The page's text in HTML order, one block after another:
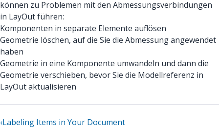
können zu Problemen mit den Abmessungsverbindungen
in LayOut führen:
Komponenten in separate Elemente auflösen
Geometrie löschen, auf die Sie die Abmessung angewendet
haben
Geometrie in eine Komponente umwandeln und dann die
Geometrie verschieben, bevor Sie die Modellreferenz in
LayOut aktualisieren
‹Labeling Items in Your Document